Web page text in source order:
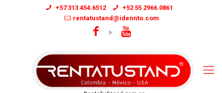
+57 313 454.6512
+52 55 2966.0861
rentatustand@idennto.com